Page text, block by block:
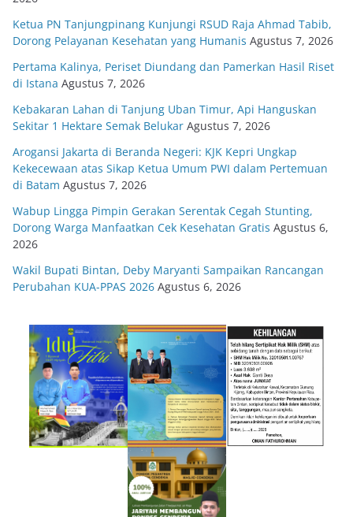
Ketua PN Tanjungpinang Kunjungi RSUD Raja Ahmad Tabib,
Dorong Pelayanan Kesehatan yang Humanis Agustus 7, 2026
Pertama Kalinya, Periset Diundang dan Pamerkan Hasil Riset
di Istana Agustus 7, 2026
Kebakaran Lahan di Tanjung Uban Timur, Api Hanguskan
Sekitar 1 Hektare Semak Belukar Agustus 7, 2026
Arogansi Jakarta di Beranda Negeri: KJK Kepri Ungkap
Kekecewaan atas Sikap Ketua Umum PWI dalam Pertemuan
di Batam Agustus 7, 2026
Wabup Lingga Pimpin Gerakan Serentak Cegah Stunting,
Dorong Warga Manfaatkan Cek Kesehatan Gratis Agustus 6,
2026
Wakil Bupati Bintan, Deby Maryanti Sampaikan Rancangan
Perubahan KUA-PPAS 2026 Agustus 6, 2026